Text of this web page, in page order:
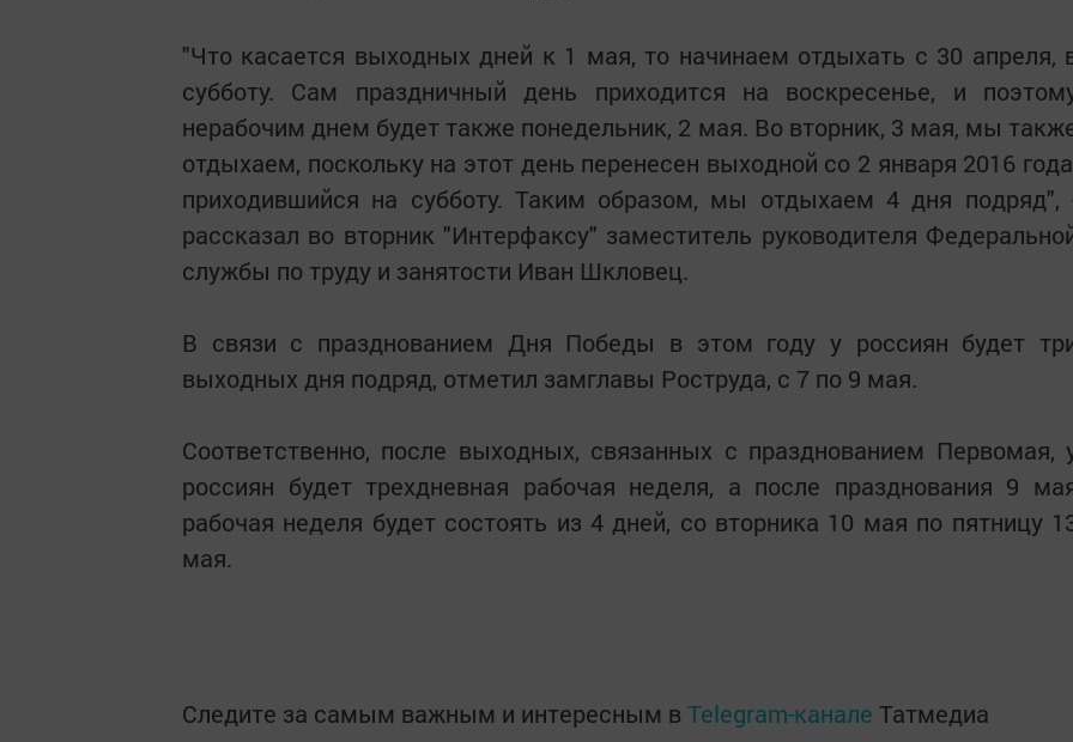
"Что касается выходных дней к 1 мая, то начинаем отдыхать с 30 апреля,
субботу. Сам праздничный день приходится на воскресенье, и
нерабочим днем будет также понедельник, 2 мая. Во вторник, 3 мая, мы
отдыхаем, поскольку на этот день перенесен выходной со 2 января 2016
приходившийся на субботу. Таким образом, мы отдыхаем 4 дня подряд",
рассказал во вторник "Интерфаксу" заместитель руководителя
службы по труду и занятости Иван Шкловец.
В связи с празднованием Дня Победы в этом году у россиян будет
выходных дня подряд, отметил замглавы Роструда, с 7 по 9 мая.
Соответственно, после выходных, связанных с празднованием Первомая,
россиян будет трехдневная рабочая неделя, а после празднования 9
рабочая неделя будет состоять из 4 дней, со вторника 10 мая по пятницу
мая.
Следите за самым важным и интересным в Telegram-канале Татмедиа